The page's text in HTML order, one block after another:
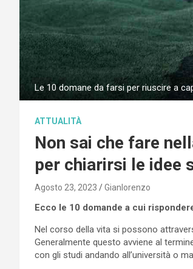
Le 10 domane da farsi per riuscire a
ATTUALITÀ
Non sai che fare
per chiarirsi le idee
Agosto 23, 2023 Gianlorenzo
Ecco le 10 domande a cui
Nel corso della vita si possono
Generalmente questo avviene al
con gli studi andando all’università o